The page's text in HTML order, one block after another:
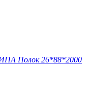
Полок 26*88*2000